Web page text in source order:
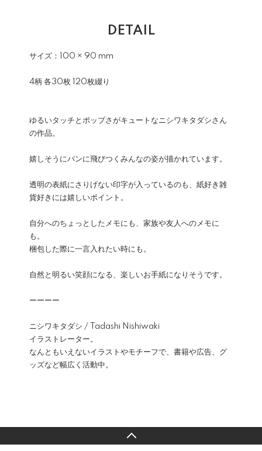
DETAIL
サイズ：100 × 90 mm
4柄 各30枚 120枚綴り
ゆるいタッチとポップさがキュートなニシワキタダシさん
の作品。
嬉しそうにパンに飛びつくみんなの姿が描かれています。
透明の表紙にさりげない印字が入っているのも、紙好き雑
貨好きには嬉しいポイント。
自分へのちょっとしたメモにも、家族や友人へのメモに
も。
梱包した際に一言入れたい時にも。
自然と明るい笑顔になる、楽しいお手紙になりそうです。
ーーーー
ニシワキタダシ / Tadashi Nishiwaki
イラストレーター。
なんともいえないイラストやモチーフで、書籍や広告、グ
ッズなど幅広く活動中。